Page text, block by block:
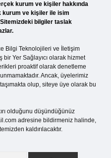
kurum ve kişiler hakkında
kurum ve kişiler ile isim
bilgiler taslak
Bilgi Teknolojileri ve İletişim
bir Yer Sağlayıcı olarak hizmet
proaktif olarak denetleme
Ancak, üyelerimiz
olup, siteye üye olarak bu
olduğunu düşündüğünüz
adresine bildirmeniz halinde,
kaldırılacaktır.